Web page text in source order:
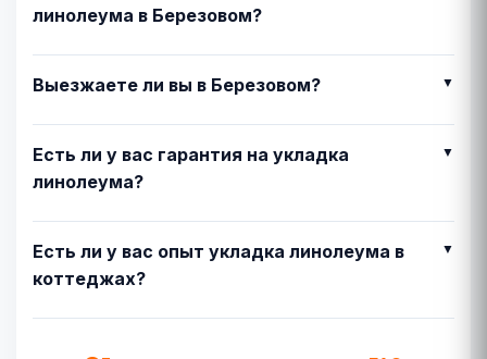
линолеума в Березовом?
Выезжаете ли вы в Березовом?
Есть ли у вас гарантия на укладка
линолеума?
Есть ли у вас опыт укладка линолеума в
коттеджах?